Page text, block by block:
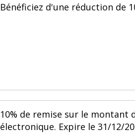
Bénéficiez d'une réduction de
10% de remise sur le montant
électronique. Expire le 31/12/